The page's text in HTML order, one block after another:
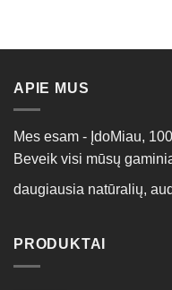
multiple
chosen
on
page
APIE MUS
Mes esam - ĮdoMiau,
Beveik visi mūsų
daugiausia natūralių,
PRODUKTAI